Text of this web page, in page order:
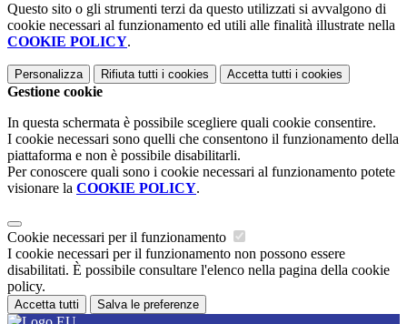
Questo sito o gli strumenti terzi da questo utilizzati si avvalgono di
cookie necessari al funzionamento ed utili alle finalità illustrate nella
COOKIE POLICY.
Personalizza Rifiuta tutti i cookies Accetta tutti i cookies
Gestione cookie
In questa schermata è possibile scegliere quali cookie consentire.
I cookie necessari sono quelli che consentono il funzionamento della
piattaforma e non è possibile disabilitarli.
Per conoscere quali sono i cookie necessari al funzionamento potete
visionare la COOKIE POLICY.
Cookie necessari per il funzionamento
I cookie necessari per il funzionamento non possono essere
disabilitati. È possibile consultare l'elenco nella pagina della cookie
policy.
Accetta tutti Salva le preferenze